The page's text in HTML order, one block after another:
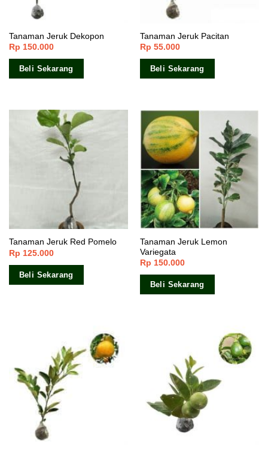
Tanaman Jeruk Dekopon
Rp 150.000
Beli Sekarang
Tanaman Jeruk Pacitan
Rp 55.000
Beli Sekarang
Tanaman Jeruk Red Pomelo
Rp 125.000
Beli Sekarang
Tanaman Jeruk Lemon
Variegata
Rp 150.000
Beli Sekarang